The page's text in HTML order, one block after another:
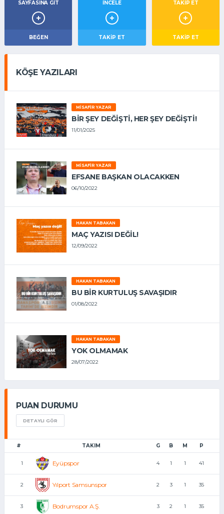
SAYFASINA GIT
BEĞEN
İNCELE
TAKIP ET
TAKİP ET
TAKİP ET
KÖŞE YAZILARI
MISAFIR YAZAR
BIR ŞEY DEĞIŞTI, HER ŞEY DEĞIŞTI!
11/01/2025
MISAFIR YAZAR
EFSANE BAŞKAN OLACAKKEN
06/10/2022
HAKAN TABAKAN
MAÇ YAZISI DEĞİL!
12/09/2022
HAKAN TABAKAN
BU BİR KURTULUŞ SAVAŞIDIR
01/08/2022
HAKAN TABAKAN
YOK OLMAMAK
28/07/2022
PUAN DURUMU
DETAYLI GÖR
# TAKIM G B M P
1 Eyüpspor 4 1 1 41
2 Yılport Samsunspor 2 3 1 35
3 Bodrumspor A.Ş. 3 2 1 35